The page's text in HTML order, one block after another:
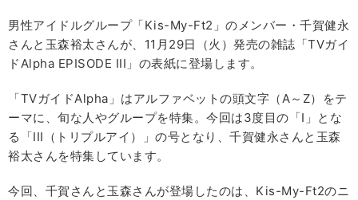
男性アイドルグループ「Kis-My-Ft2」のメンバー・千賀健永
さんと玉森裕太さんが、11月29日（火）発売の雑誌「TVガイ
ドAlpha EPISODE III」の表紙に登場します。
「TVガイドAlpha」はアルファベットの頭文字（A～Z）をテ
ーマに、旬な人やグループを特集。今回は3度目の「I」とな
る「III（トリプルアイ）」の号となり、千賀健永さんと玉森
裕太さんを特集しています。
今回、千賀さんと玉森さんが登場したのは、Kis-My-Ft2のニ